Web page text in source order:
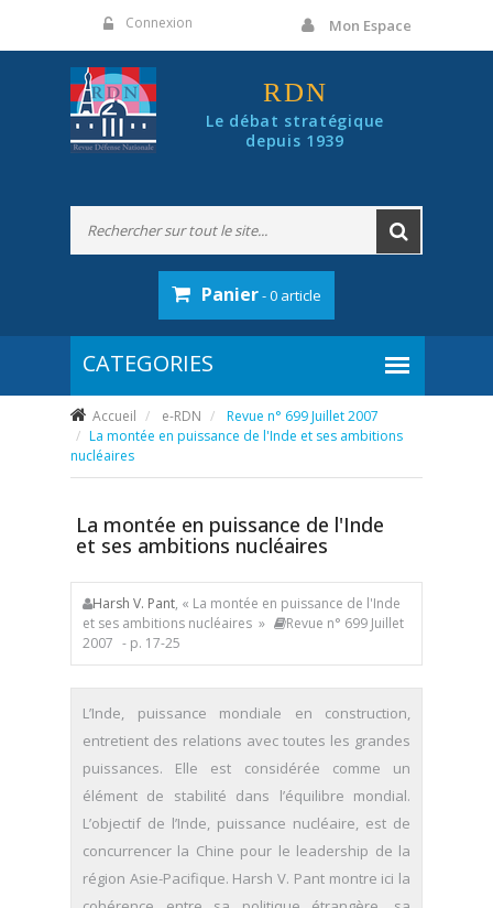
Connexion Mon Espace
RDN
Le débat stratégique
depuis 1939
Panier- 0 article
Accueil e-RDN
Revue n° 699 Juillet 2007
La montée en puissance de l'Inde et ses ambitions
nucléaires
La montée en puissance de l'Inde
et ses ambitions nucléaires
Harsh V. Pant, « La montée en puissance de l'Inde
et ses ambitions nucléaires »
Revue n° 699 Juillet
2007 - p. 17-25
L’Inde, puissance mondiale en construction,
entretient des relations avec toutes les grandes
puissances. Elle est considérée comme un
élément de stabilité dans l’équilibre mondial.
L’objectif de l’Inde, puissance nucléaire, est de
concurrencer la Chine pour le leadership de la
région Asie-Pacifique. Harsh V. Pant montre ici la